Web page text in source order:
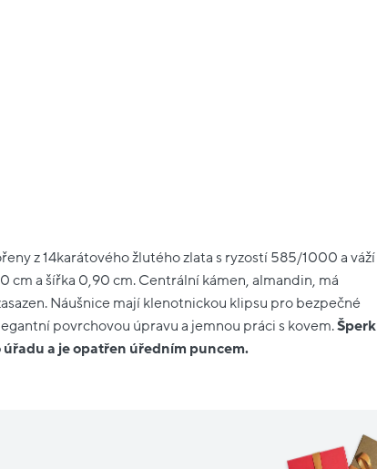
z 14karátového žlutého zlata s ryzostí 585/1000 a váží
cm a šířka 0,90 cm. Centrální kámen, almandin, má
Náušnice mají klenotnickou klipsu pro bezpečné
povrchovou úpravu a jemnou práci s kovem.Šperk
a je opatřen úředním puncem.